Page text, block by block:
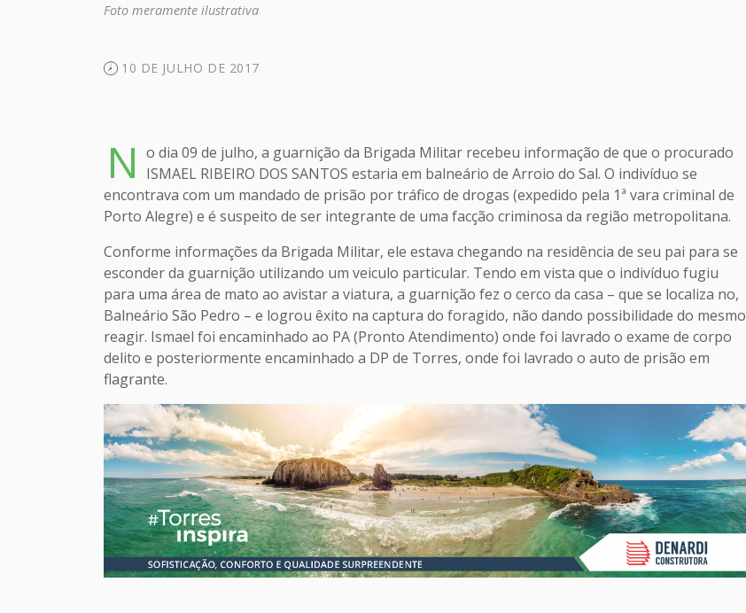
Foto meramente ilustrativa
10 DE JULHO DE 2017
N o dia 09 de julho, a guarnição da Brigada Militar recebeu informação de que o procurado
ISMAEL RIBEIRO DOS SANTOS estaria em balneário de Arroio do Sal. O indivíduo se
encontrava com um mandado de prisão por tráfico de drogas (expedido pela 1ª vara criminal de
Porto Alegre) e é suspeito de ser integrante de uma facção criminosa da região metropolitana.
Conforme informações da Brigada Militar, ele estava chegando na residência de seu pai para se
esconder da guarnição utilizando um veiculo particular. Tendo em vista que o indivíduo fugiu
para uma área de mato ao avistar a viatura, a guarnição fez o cerco da casa – que se localiza no,
Balneário São Pedro – e logrou êxito na captura do foragido, não dando possibilidade do mesmo
reagir. Ismael foi encaminhado ao PA (Pronto Atendimento) onde foi lavrado o exame de corpo
delito e posteriormente encaminhado a DP de Torres, onde foi lavrado o auto de prisão em
flagrante.